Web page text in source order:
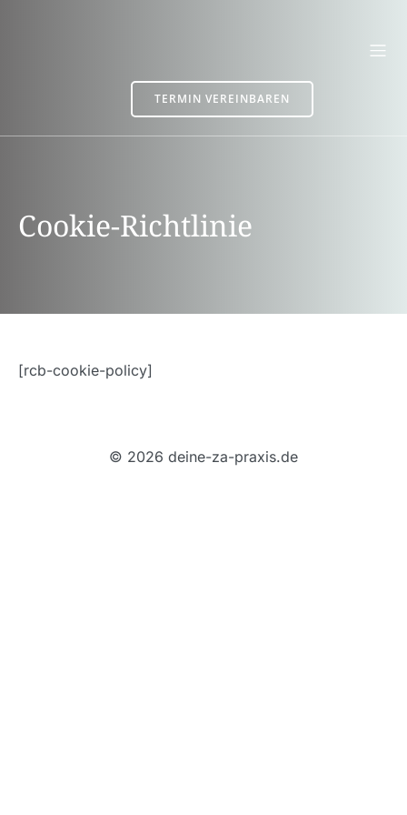
TERMIN VEREINBAREN
Cookie-Richtlinie
[rcb-cookie-policy]
© 2026 deine-za-praxis.de